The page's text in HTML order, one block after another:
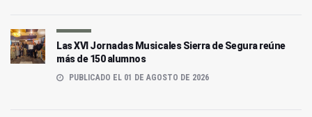
Las XVI Jornadas Musicales Sierra de Segura reúne
más de 150 alumnos
PUBLICADO EL 01 DE AGOSTO DE 2026